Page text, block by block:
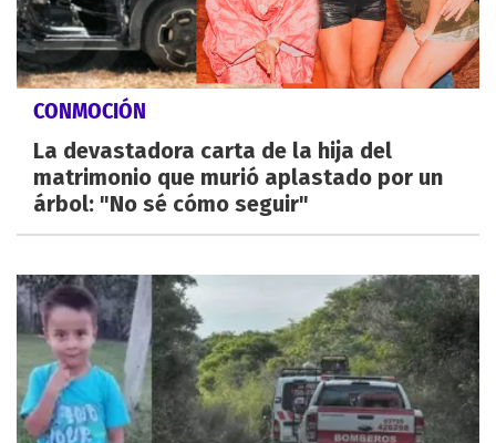
CONMOCIÓN
La devastadora carta de la hija del
matrimonio que murió aplastado por un
árbol: "No sé cómo seguir"